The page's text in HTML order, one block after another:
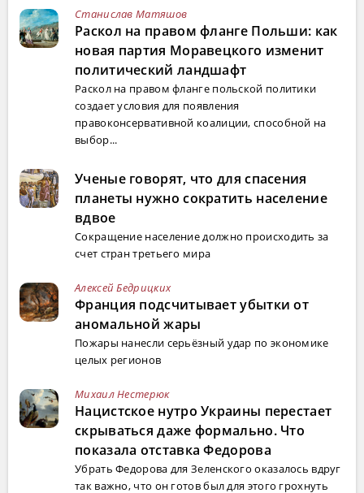
Станислав Матяшов
Раскол на правом фланге Польши: как
новая партия Моравецкого изменит
политический ландшафт
Раскол на правом фланге польской политики
создает условия для появления
правоконсервативной коалиции, способной на
выбор...
Ученые говорят, что для спасения
планеты нужно сократить население
вдвое
Сокращение население должно происходить за
счет стран третьего мира
Алексей Бедрицких
Франция подсчитывает убытки от
аномальной жары
Пожары нанесли серьёзный удар по экономике
целых регионов
Михаил Нестерюк
Нацистское нутро Украины перестает
скрываться даже формально. Что
показала отставка Федорова
Убрать Федорова для Зеленского оказалось вдруг
так важно, что он готов был для этого грохнуть